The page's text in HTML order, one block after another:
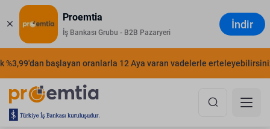
Proemtia
İş Bankası Grubu - B2B Pazaryeri
İndir
başlayan oranlarla 12 Aya varan vadelerle erteleyebilirsiniz.